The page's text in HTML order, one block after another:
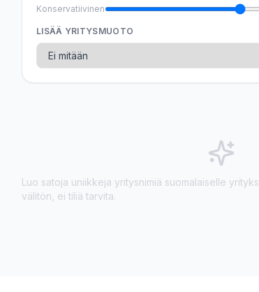
Konservatiivinen
LISÄÄ YRITYSMUOTO
Luo satoja uniikkeja yritysnimiä suomalaiselle
välitön, ei tiliä tarvita.